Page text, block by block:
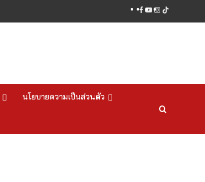
facebook
youtube
instagram
tiktok
นโยบายความเป็นส่วนตัว